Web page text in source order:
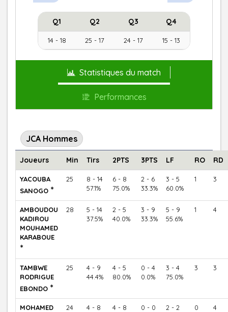
Q1 Q2 Q3 Q4
14 - 18 25 - 17 24 - 17 15 - 13
Statistiques du match
Performances
JCA Hommes
Joueurs Min Tirs 2PTS 3PTS LF RO RD
YACOUBA
SANOGO *
25
8 - 14
57.1%
6 - 8
75.0%
2 - 6
33.3%
3 - 5
60.0%
1 3
AMBOUDOU
KADIROU
MOUHAMED
KARABOUE
*
28
5 - 14
37.5%
2 - 5
40.0%
3 - 9
33.3%
5 - 9
55.6%
1 4
TAMBWE
RODRIGUE
EBONDO *
25
4 - 9
44.4%
4 - 5
80.0%
0 - 4
0.0%
3 - 4
75.0%
3 3
MOHAMED
24
4 - 8
4 - 8
0 - 0
2 - 2
0 4